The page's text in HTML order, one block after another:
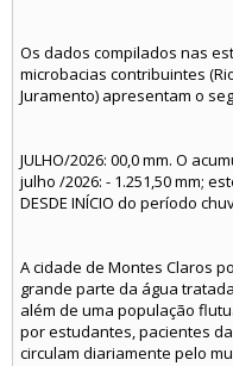
Os dados compilados nas
microbacias contribuintes
Juramento) apresentam o
JULHO/2026: 00,0 mm. O
julho /2026: - 1.251,50 mm;
DESDE INÍCIO do período
A cidade de Montes Claros
grande parte da água
além de uma população
por estudantes, pacientes
circulam diariamente pelo